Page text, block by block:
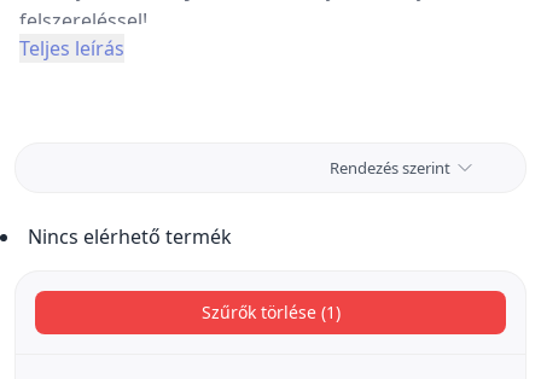
felszereléssel!
Teljes leírás
Szűrők törlése (1)
Rendezés szerint
Nincs elérhető termék